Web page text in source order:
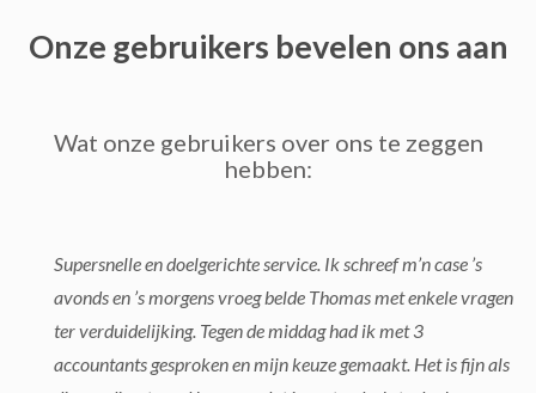
Onze gebruikers bevelen ons aan
Wat onze gebruikers over ons te zeggen
hebben:
Supersnelle en doelgerichte service. Ik schreef m’n case ’s
avonds en ’s morgens vroeg belde Thomas met enkele vragen
ter verduidelijking. Tegen de middag had ik met 3
accountants gesproken en mijn keuze gemaakt. Het is fijn als